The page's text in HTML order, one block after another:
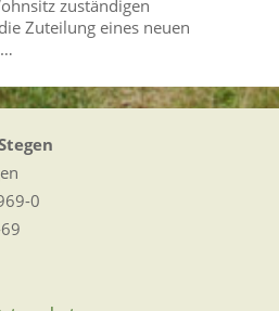
zuständigen
Zuteilung eines neuen
0